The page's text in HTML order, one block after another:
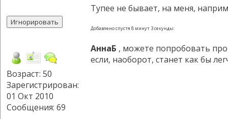
Возраст: 50
Зарегистрирован:
01 Окт 2010
Сообщения: 69
Тупее не бывает, на меня,
Добавлено спустя 8 минут 3 секунды:
АннаБ , можете попробовать
если, наоборот, станет как бы